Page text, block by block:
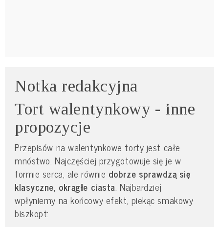
Notka redakcyjna
Tort walentynkowy - inne
propozycje
Przepisów na walentynkowe torty jest całe
mnóstwo. Najczęściej przygotowuje się je w
formie serca, ale równie dobrze sprawdzą się
klasyczne, okrągłe ciasta. Najbardziej
wpłyniemy na końcowy efekt, piekąc smakowy
biszkopt: